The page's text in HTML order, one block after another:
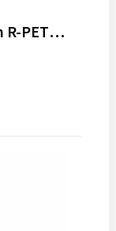
Sac de sport et de voyage en R-PET 600D, 48 x 25 x 28 cm, 30 litres